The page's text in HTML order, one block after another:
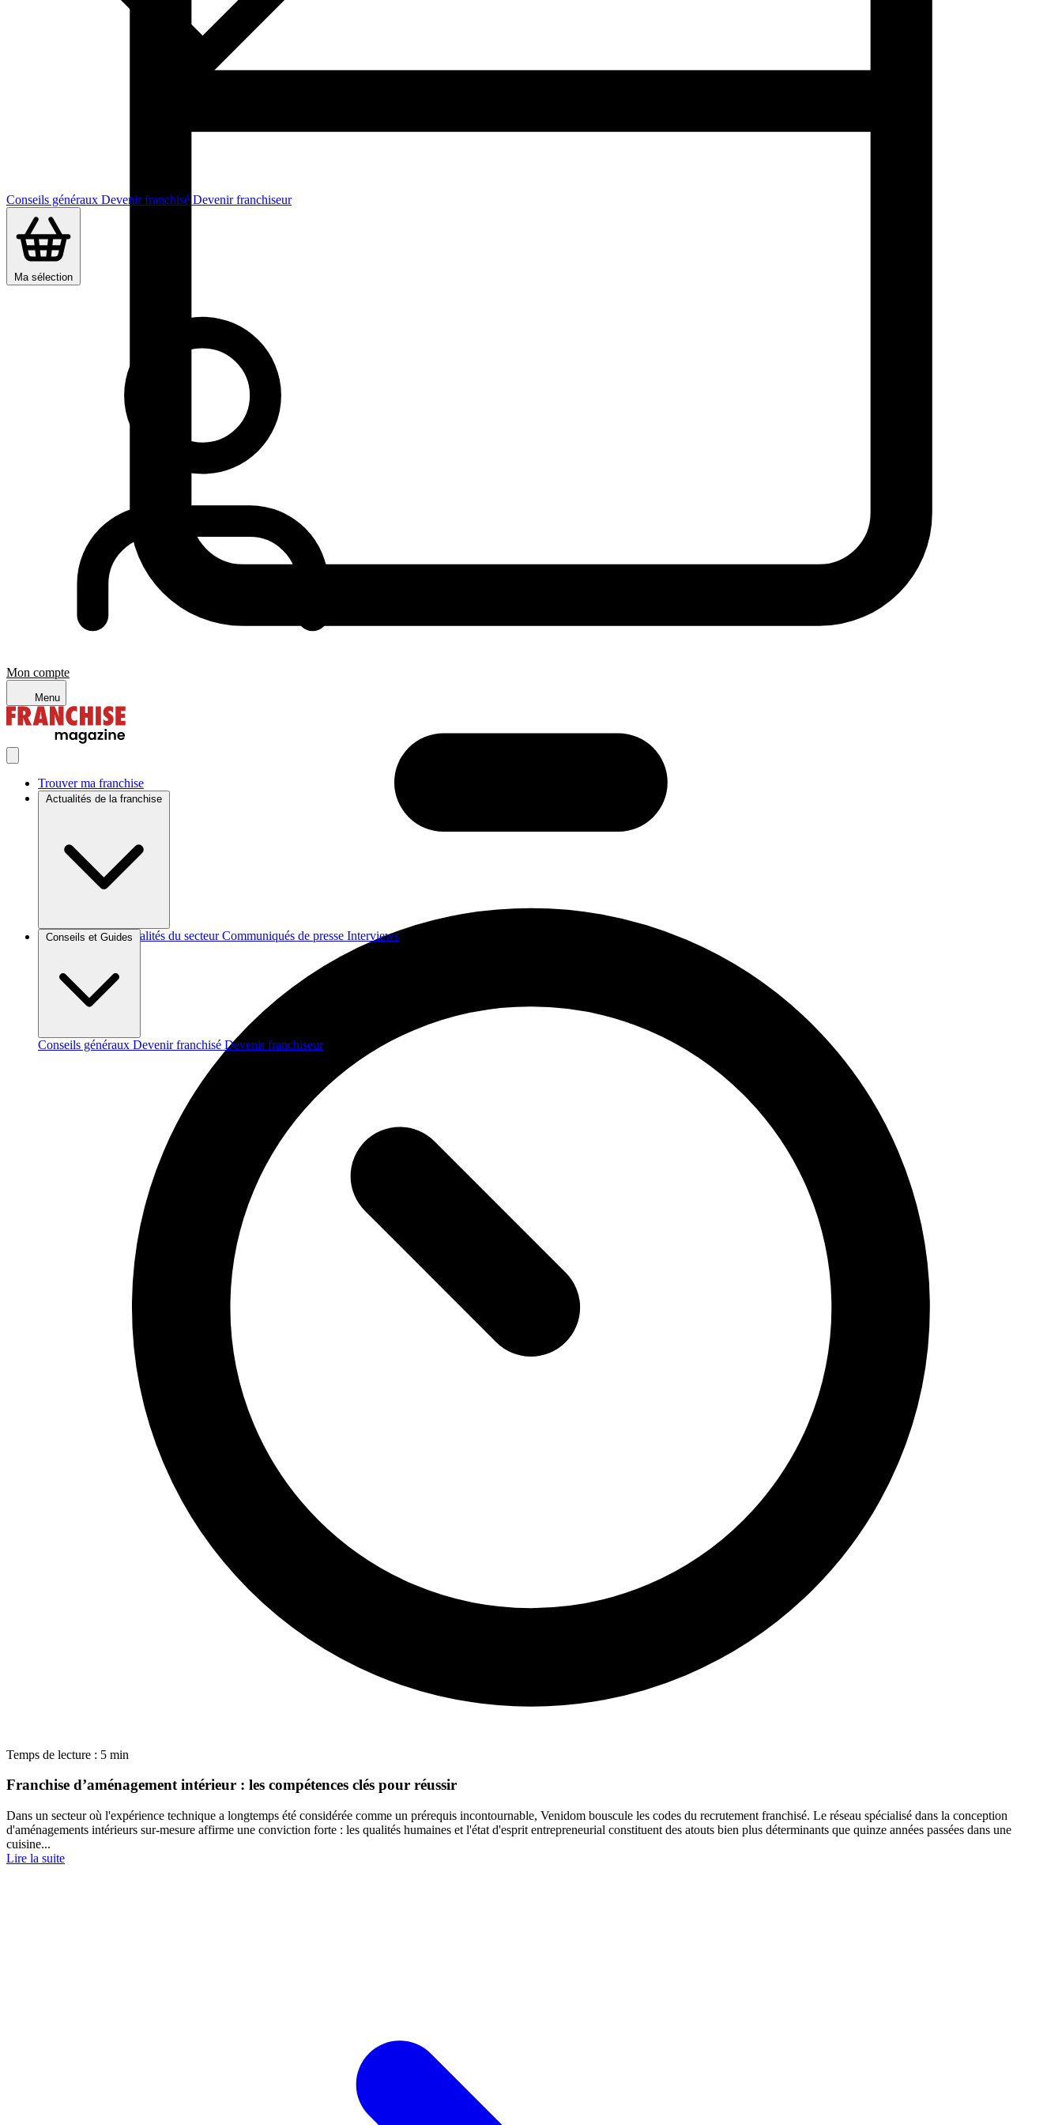
Conseils généraux Devenir franchisé Devenir franchiseur
Ma sélection
Mon compte
Menu
Trouver ma franchise
Actualités de la franchise
Brèves et actus Actualités du secteur Communiqués de presse Interviews
Conseils et Guides
Conseils généraux Devenir franchisé Devenir franchiseur
Temps de lecture : 5 min
Franchise d’aménagement intérieur : les compétences clés pour réussir
Dans un secteur où l'expérience technique a longtemps été considérée comme un prérequis incontournable, Venidom bouscule les codes du recrutement franchisé. Le réseau spécialisé dans la conception
d'aménagements intérieurs sur-mesure affirme une conviction forte : les qualités humaines et l'état d'esprit entrepreneurial constituent des atouts bien plus déterminants que quinze années passées dans une
cuisine...
Lire la suite